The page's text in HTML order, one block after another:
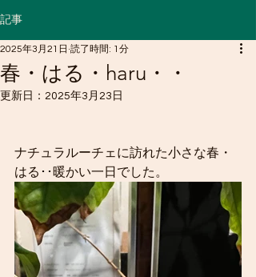
記事
春・はる・haru・・
2025年3月21日 読了時間: 1分
更新日： 2025年3月23日
ナチュラルーチェに訪れた小さな春・
はる･･暖かい一日でした。